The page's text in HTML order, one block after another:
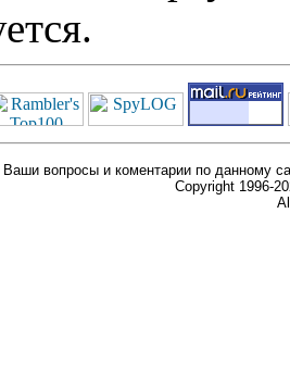
Ваши вопросы и коментарии по данному
Copyright 1996-